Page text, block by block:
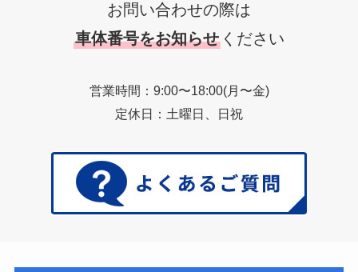
お問い合わせの際は
車体番号をお知らせ ください
営業時間：9:00〜18:00(月〜金)
定休日：土曜日、日祝